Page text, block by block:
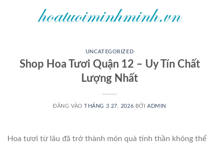
UNCATEGORIZED
Shop Hoa Tươi Quận 12 – Uy Tín Chất
Lượng Nhất
ĐĂNG VÀOTHÁNG 3 27, 2026 BỞI ADMIN
Hoa tươi từ lâu đã trở thành món quà tinh thần không thể